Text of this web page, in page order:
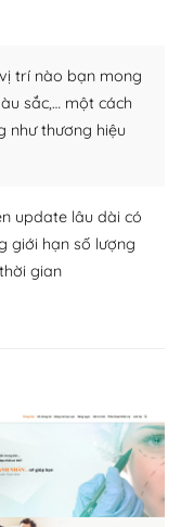
themes và
cho mục đích
đều có thể dễ
khoảng 60%
WordPress
trang web và
trí nào bạn mong
sắc,… một cách
như thương hiệu
update lâu dài có
giới hạn số lượng
gian